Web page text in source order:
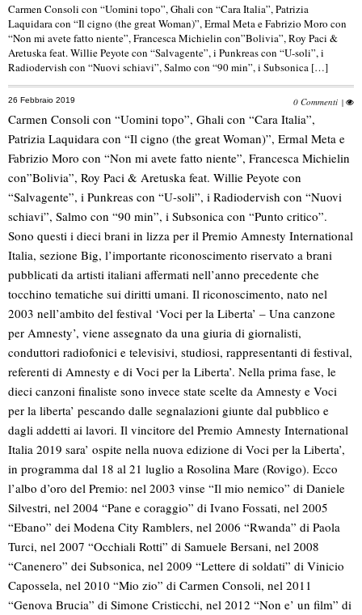
Carmen Consoli con “Uomini topo”, Ghali con “Cara Italia”, Patrizia
Laquidara con “Il cigno (the great Woman)”, Ermal Meta e Fabrizio Moro con
“Non mi avete fatto niente”, Francesca Michielin con”Bolivia”, Roy Paci &
Aretuska feat. Willie Peyote con “Salvagente”, i Punkreas con “U-soli”, i
Radiodervish con “Nuovi schiavi”, Salmo con “90 min”, i Subsonica […]
26 Febbraio 2019 0 Commenti |
Carmen Consoli con “Uomini topo”, Ghali con “Cara Italia”,
Patrizia Laquidara con “Il cigno (the great Woman)”, Ermal Meta e
Fabrizio Moro con “Non mi avete fatto niente”, Francesca Michielin
con”Bolivia”, Roy Paci & Aretuska feat. Willie Peyote con
“Salvagente”, i Punkreas con “U-soli”, i Radiodervish con “Nuovi
schiavi”, Salmo con “90 min”, i Subsonica con “Punto critico”.
Sono questi i dieci brani in lizza per il Premio Amnesty International
Italia, sezione Big, l’importante riconoscimento riservato a brani
pubblicati da artisti italiani affermati nell’anno precedente che
tocchino tematiche sui diritti umani. Il riconoscimento, nato nel
2003 nell’ambito del festival ‘Voci per la Liberta’ – Una canzone
per Amnesty’, viene assegnato da una giuria di giornalisti,
conduttori radiofonici e televisivi, studiosi, rappresentanti di festival,
referenti di Amnesty e di Voci per la Liberta’. Nella prima fase, le
dieci canzoni finaliste sono invece state scelte da Amnesty e Voci
per la liberta’ pescando dalle segnalazioni giunte dal pubblico e
dagli addetti ai lavori. Il vincitore del Premio Amnesty International
Italia 2019 sara’ ospite nella nuova edizione di Voci per la Liberta’,
in programma dal 18 al 21 luglio a Rosolina Mare (Rovigo). Ecco
l’albo d’oro del Premio: nel 2003 vinse “Il mio nemico” di Daniele
Silvestri, nel 2004 “Pane e coraggio” di Ivano Fossati, nel 2005
“Ebano” dei Modena City Ramblers, nel 2006 “Rwanda” di Paola
Turci, nel 2007 “Occhiali Rotti” di Samuele Bersani, nel 2008
“Canenero” dei Subsonica, nel 2009 “Lettere di soldati” di Vinicio
Capossela, nel 2010 “Mio zio” di Carmen Consoli, nel 2011
“Genova Brucia” di Simone Cristicchi, nel 2012 “Non e’ un film” di